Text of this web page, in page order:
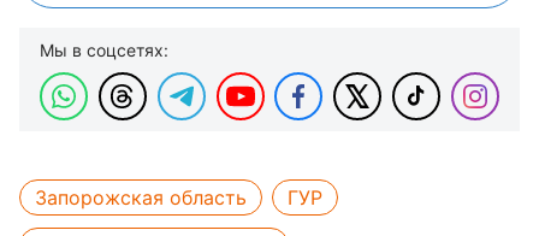
Мы в соцсетях:
Запорожская область
ГУР